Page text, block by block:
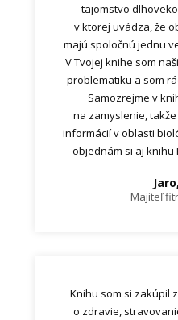
tajomstvo
v ktorej uvádza, že
majú spoločnú jednu
V Tvojej knihe som
problematiku a som
Samozrejme v
na zamyslenie,
informácií v oblasti
objednám si aj knihu
Majiteľ
Knihu som si zakúpil
o zdravie,